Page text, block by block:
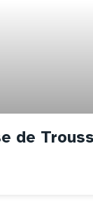
de